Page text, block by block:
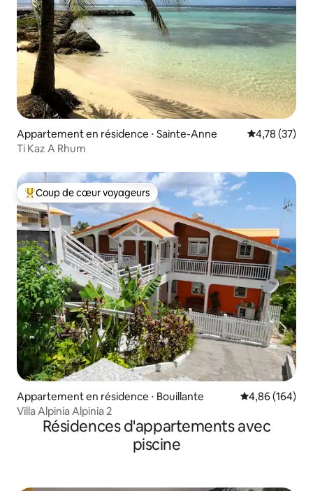
Appartement en résidence ⋅ Sainte-Anne Évaluation
4,78 (37)
Ti Kaz A Rhum
Coups de cœur voyageurs les plus appréciés
Coup de cœur voyageurs
Appartement en résidence ⋅ Bouillante Évaluation
4,86 (164)
Villa Alpinia Alpinia 2
Résidences d'appartements avec
piscine